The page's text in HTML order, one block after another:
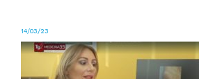
14/03/23